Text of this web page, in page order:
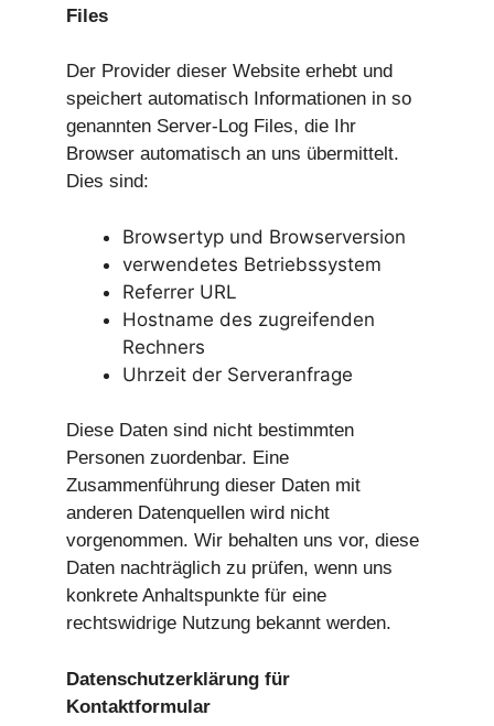
Files
Der Provider dieser Website erhebt und
speichert automatisch Informationen in so
genannten Server-Log Files, die Ihr
Browser automatisch an uns übermittelt.
Dies sind:
Browsertyp und Browserversion
verwendetes Betriebssystem
Referrer URL
Hostname des zugreifenden
Rechners
Uhrzeit der Serveranfrage
Diese Daten sind nicht bestimmten
Personen zuordenbar. Eine
Zusammenführung dieser Daten mit
anderen Datenquellen wird nicht
vorgenommen. Wir behalten uns vor, diese
Daten nachträglich zu prüfen, wenn uns
konkrete Anhaltspunkte für eine
rechtswidrige Nutzung bekannt werden.
Datenschutzerklärung für
Kontaktformular